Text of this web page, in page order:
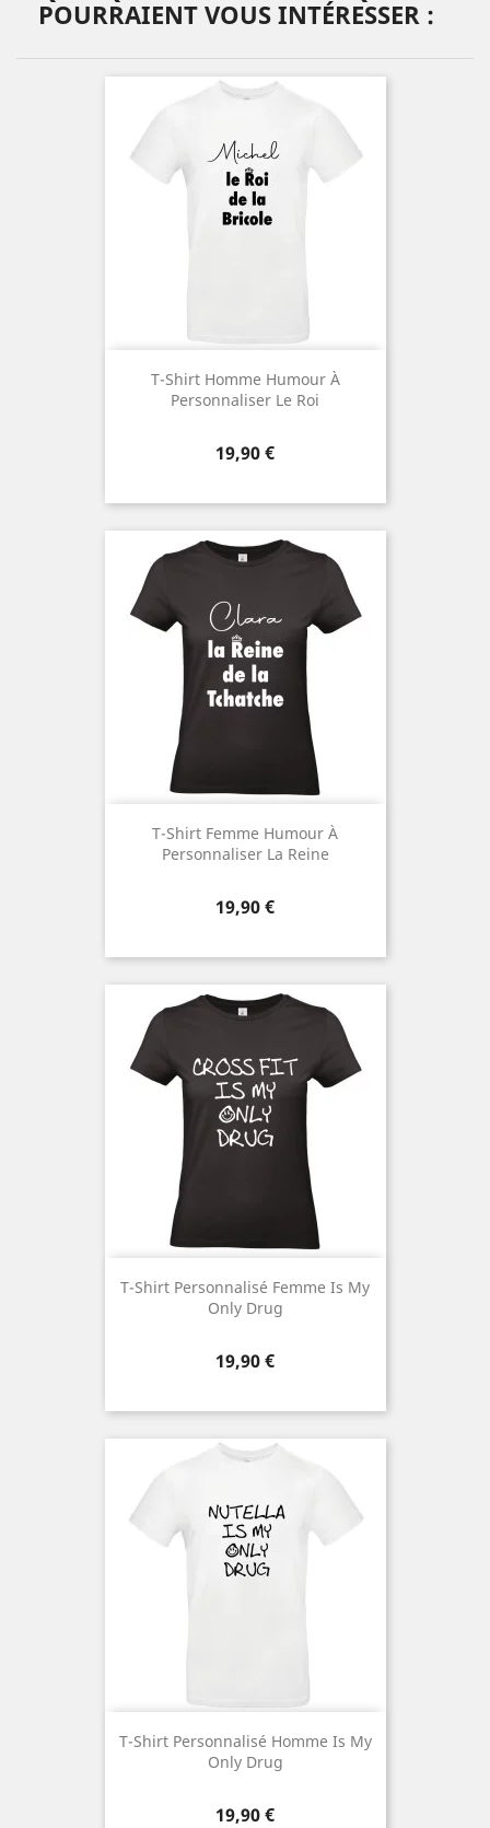
POURRAIENT VOUS INTÉRESSER :
T-Shirt Homme Humour À
Personnaliser Le Roi
Prix
19,90 €
T-Shirt Femme Humour À
Personnaliser La Reine
Prix
19,90 €
T-Shirt Personnalisé Femme Is My
Only Drug
Prix
19,90 €
T-Shirt Personnalisé Homme Is My
Only Drug
Prix
19,90 €